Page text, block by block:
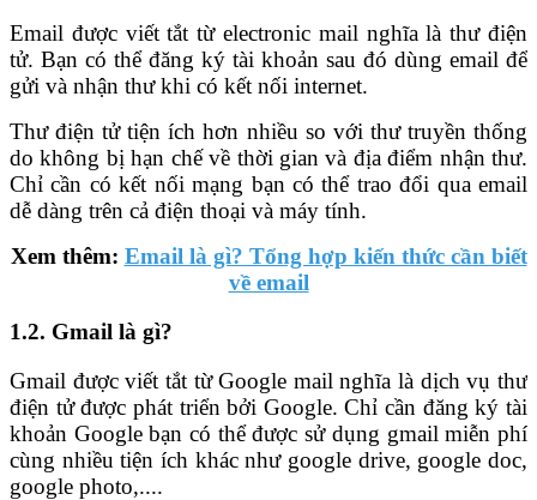
Email được viết tắt từ electronic mail nghĩa là thư điện
tử. Bạn có thể đăng ký tài khoản sau đó dùng email để
gửi và nhận thư khi có kết nối internet.
Thư điện tử tiện ích hơn nhiều so với thư truyền thống
do không bị hạn chế về thời gian và địa điểm nhận thư.
Chỉ cần có kết nối mạng bạn có thể trao đổi qua email
dễ dàng trên cả điện thoại và máy tính.
Xem thêm: Email là gì? Tổng hợp kiến thức cần biết
về email
1.2. Gmail là gì?
Gmail được viết tắt từ Google mail nghĩa là dịch vụ thư
điện tử được phát triển bởi Google. Chỉ cần đăng ký tài
khoản Google bạn có thể được sử dụng gmail miễn phí
cùng nhiều tiện ích khác như google drive, google doc,
google photo,....